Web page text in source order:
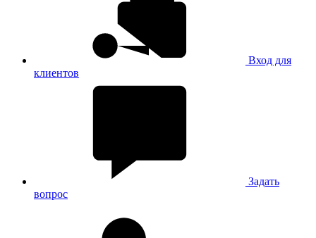
Вход для
клиентов
Задать
вопрос